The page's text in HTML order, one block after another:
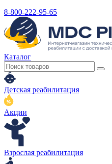
8-800-222-95-65
Каталог
Детская реабилитация
Акции
Взрослая реабилитация